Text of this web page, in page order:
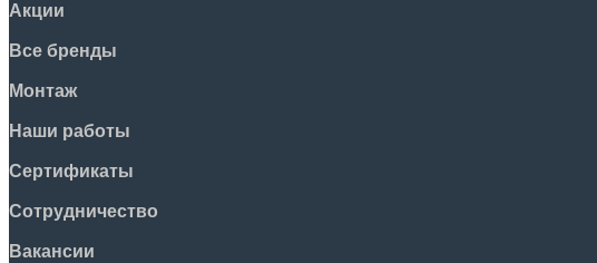
Акции
Все бренды
Монтаж
Наши работы
Сертификаты
Сотрудничество
Вакансии